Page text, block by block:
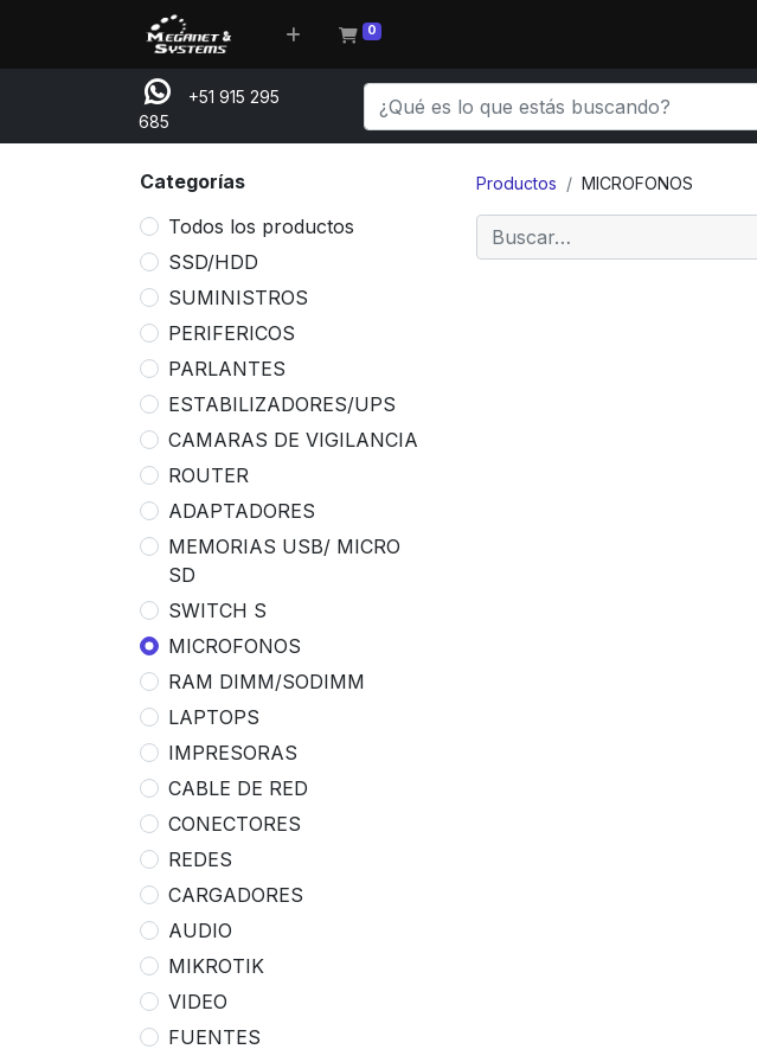
0
+51 915 295
685
Categorías
Todos los productos
SSD/HDD
SUMINISTROS
PERIFERICOS
PARLANTES
ESTABILIZADORES/UPS
CAMARAS DE VIGILANCIA
ROUTER
ADAPTADORES
MEMORIAS USB/ MICRO
SD
SWITCH S
MICROFONOS
RAM DIMM/SODIMM
LAPTOPS
IMPRESORAS
CABLE DE RED
CONECTORES
REDES
CARGADORES
AUDIO
MIKROTIK
VIDEO
FUENTES
Productos MICROFONOS